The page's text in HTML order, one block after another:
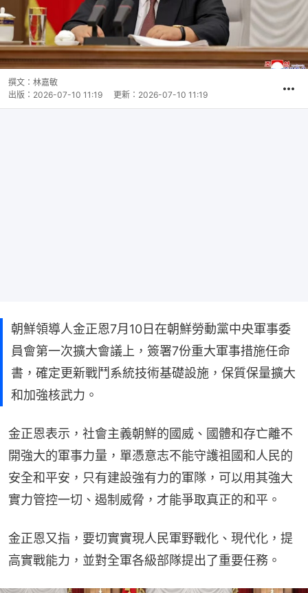
撰文： 林嘉敏
出版： 2026-07-10 11:19 更新： 2026-07-10 11:19
朝鮮領導人金正恩7月10日在朝鮮勞動黨中央軍事委
員會第一次擴大會議上，簽署7份重大軍事措施任命
書，確定更新戰鬥系統技術基礎設施，保質保量擴大
和加強核武力。
金正恩表示，社會主義朝鮮的國威、國體和存亡離不
開強大的軍事力量，單憑意志不能守護祖國和人民的
安全和平安，只有建設強有力的軍隊，可以用其強大
實力管控一切、遏制威脅，才能爭取真正的和平。
金正恩又指，要切實實現人民軍野戰化、現代化，提
高實戰能力，並對全軍各級部隊提出了重要任務。